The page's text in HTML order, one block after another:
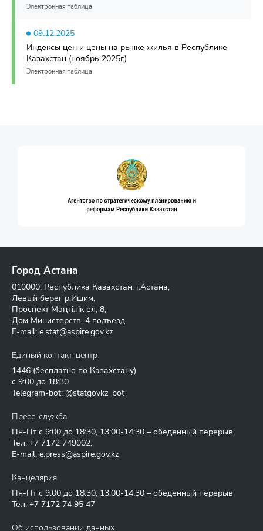
Электронная таблица
09.12.2025
Индексы цен и цены на рынке жилья в Республике
Казахстан (ноябрь 2025г.)
Электронная таблица
Город Астана
010000, Республика Казахстан, г.Астана,
Левый берег р.Ишим,
Проспект Мәңгілік ел, 8,
Дом Министерств, 4 подъезд,
E-mail: e.stat@aspire.gov.kz
Единый контакт-центр
1446 (бесплатно по Казахстану)
с 9:00 до 18:30
Telegram-bot: @statgovkz_bot
Пресс-служба
Пн-Пт с 9:00 до 18:30, 13:00-14:30 – обеденный перерыв,
Тел. +7 7172 749002,
E-mail: e.press@aspire.gov.kz
Канцелярия
Пн-Пт с 9:00 до 18:30, 13:00-14:30 – обеденный перерыв
Тел. +7 7172 74 95 47
Об использовании данных